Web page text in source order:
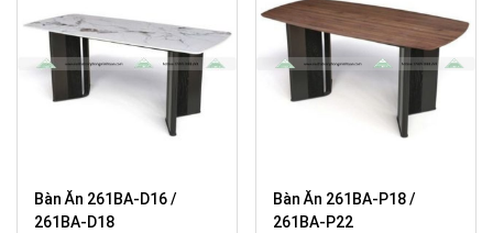
Bàn Ăn 261BA-D16 /
261BA-D18
Bàn Ăn 261BA-P18 /
261BA-P22